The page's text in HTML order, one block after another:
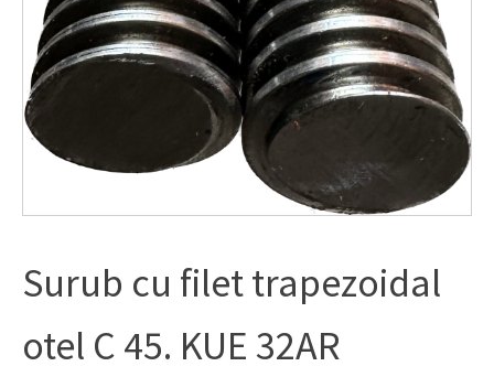
Surub cu filet trapezoidal
otel C 45. KUE 32AR